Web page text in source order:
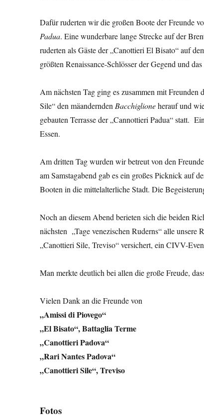
Dafür ruderten wir die großen Boote der Freunde
Padua. Eine wunderbare lange Strecke auf der
ruderten als Gäste der „Canottieri El Bisato“ auf
größten Renaissance-Schlösser der Gegend und
Am nächsten Tag ging es zusammen mit
Sile“ den mäandernden Bacchiglioneherauf und
gebauten Terrasse der „Cannottieri Padua“ statt.
Essen.
Am dritten Tag wurden wir betreut von den
am Samstagabend gab es ein großes Picknick auf
Booten in die mittelalterliche Stadt. Die
Noch an diesem Abend berieten sich die beiden
nächsten „Tage venezischen Ruderns“ alle
„Canottieri Sile, Treviso“ versichert, ein CIVV-
Man merkte deutlich bei allen die große Freude,
Vielen Dank an die Freunde von
„Amissi di Piovego“
„El Bisato“, Battaglia Terme
„Canottieri Padova“
„Rari Nantes Padova“
„Canottieri Sile“, Treviso
Fotos